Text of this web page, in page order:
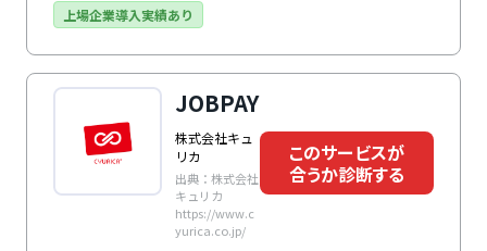
ステムや給与計算システムなどと連携することで、導入
ンツーマンによる充実したフォロー体制で導入をサポー
トします。
上場企業導入実績あり
JOBPAY
株式会社キュ
リカ
出典：株式会社
キュリカ
https://www.c
yurica.co.jp/
このサービスが
合うか診断する